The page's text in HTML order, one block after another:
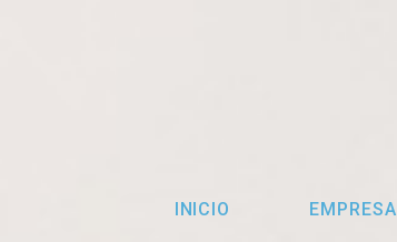
INICIO EMPRESA